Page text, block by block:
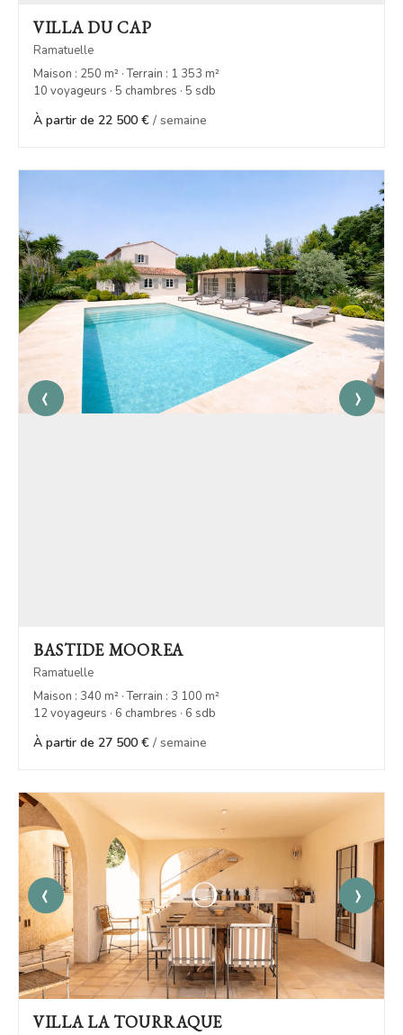
VILLA DU CAP
Ramatuelle
Maison : 250 m² · Terrain : 1 353 m²
10 voyageurs · 5 chambres · 5 sdb
À partir de 22 500 € / semaine
‹ ›
BASTIDE MOOREA
Ramatuelle
Maison : 340 m² · Terrain : 3 100 m²
12 voyageurs · 6 chambres · 6 sdb
À partir de 27 500 € / semaine
‹ ›
VILLA LA TOURRAQUE